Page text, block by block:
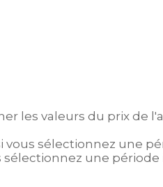
les valeurs du prix de
sélectionnez une
une période